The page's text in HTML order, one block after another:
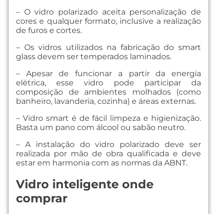
– O vidro polarizado aceita personalização de
cores e qualquer formato, inclusive a realização
de furos e cortes.
– Os vidros utilizados na fabricação do smart
glass devem ser temperados laminados.
– Apesar de funcionar a partir da energia
elétrica, esse vidro pode participar da
composição de ambientes molhados (como
banheiro, lavanderia, cozinha) e áreas externas.
– Vidro smart é de fácil limpeza e higienização.
Basta um pano com álcool ou sabão neutro.
– A instalação do vidro polarizado deve ser
realizada por mão de obra qualificada e deve
estar em harmonia com as normas da ABNT.
Vidro inteligente onde
comprar